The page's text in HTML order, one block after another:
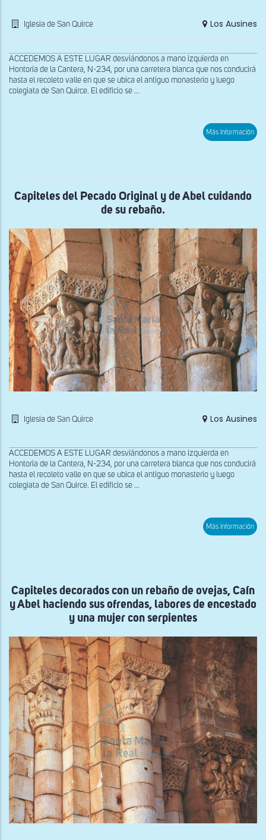
Iglesia de San Quirce Los Ausines
ACCEDEMOS A ESTE LUGAR desviándonos a mano izquierda en
Hontoria de la Cantera, N-234, por una carretera blanca que nos conducirá
hasta el recoleto valle en que se ubica el antiguo monasterio y luego
colegiata de San Quirce. El edificio se ...
Más información
alas
Capiteles del Pecado Original y de Abel cuidando
de su rebaño.
Iglesia de San Quirce Los Ausines
ACCEDEMOS A ESTE LUGAR desviándonos a mano izquierda en
Hontoria de la Cantera, N-234, por una carretera blanca que nos conducirá
hasta el recoleto valle en que se ubica el antiguo monasterio y luego
colegiata de San Quirce. El edificio se ...
Más información
de
Capiteles decorados con un rebaño de ovejas, Caín
y Abel haciendo sus ofrendas, labores de encestado
y una mujer con serpientes